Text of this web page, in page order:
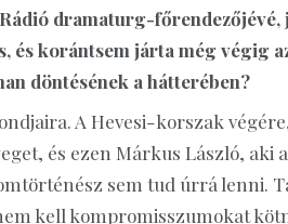
dramaturg-főrendezőjévé,
és korántsem járta még végig
döntésének a hátterében?
A Hevesi-korszak
és ezen Márkus László, aki
sem tud úrrá lenni.
kell kompromisszumokat